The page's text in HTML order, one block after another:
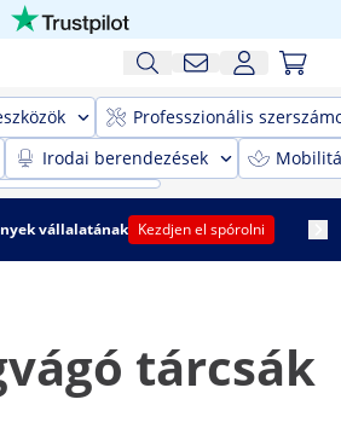
Professzionális
Irodai berendezések
vállalatának Kezdjen el spórolni
tárcsák